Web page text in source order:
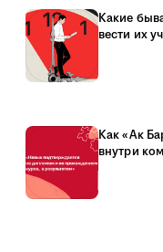
Какие
вести их
Как «Ак
внутри